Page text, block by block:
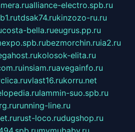
alliance-electro.spb.ru
tdsak74.rukinzozo-ru.ru
costa-bella.rueugrus.pp.ru
bezmorchin.ruia2.ru
kolosok-elita.ru
insiam.ruavegainfo.ru
vlast16.rukorru.net
lammin-suo.spb.ru
running-line.ru
rust-loco.rudugshop.ru